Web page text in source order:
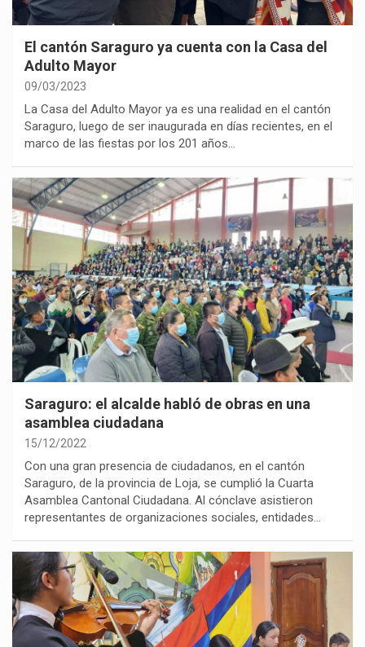
El cantón Saraguro ya cuenta con la Casa del
Adulto Mayor
09/03/2023
La Casa del Adulto Mayor ya es una realidad en el cantón
Saraguro, luego de ser inaugurada en días recientes, en el
marco de las fiestas por los 201 años…
Saraguro: el alcalde habló de obras en una
asamblea ciudadana
15/12/2022
Con una gran presencia de ciudadanos, en el cantón
Saraguro, de la provincia de Loja, se cumplió la Cuarta
Asamblea Cantonal Ciudadana. Al cónclave asistieron
representantes de organizaciones sociales, entidades…